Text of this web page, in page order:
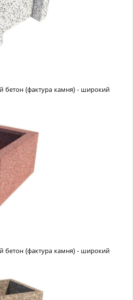
бетон (фактура камня) - широкий
бетон (фактура камня) - широкий